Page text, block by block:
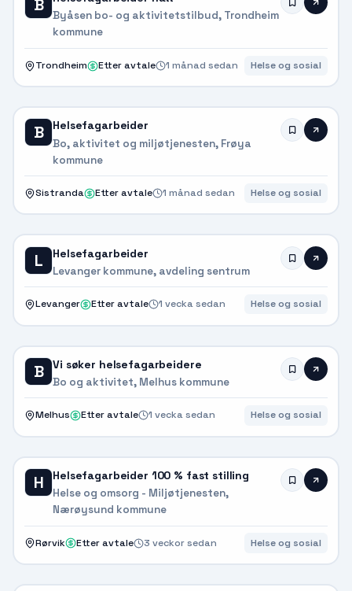
B
Byåsen bo- og aktivitetstilbud, Trondheim
kommune
Trondheim Etter avtale 1 månad sedan Helse og sosial
B Helsefagarbeider
Bo, aktivitet og miljøtjenesten, Frøya
kommune
Sistranda Etter avtale 1 månad sedan Helse og sosial
L Helsefagarbeider
Levanger kommune, avdeling sentrum
Levanger Etter avtale 1 vecka sedan Helse og sosial
B Vi søker helsefagarbeidere
Bo og aktivitet, Melhus kommune
Melhus Etter avtale 1 vecka sedan Helse og sosial
H Helsefagarbeider 100 % fast stilling
Helse og omsorg - Miljøtjenesten,
Nærøysund kommune
Rørvik Etter avtale 3 veckor sedan Helse og sosial